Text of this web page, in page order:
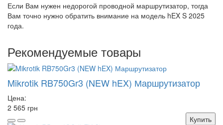
Если Вам нужен недорогой проводной маршрутизатор, тогда
Вам точно нужно обратить внимание на модель hEX S 2025
года.
Рекомендуемые товары
Mikrotik RB750Gr3 (NEW hEX) Маршрутизатор
Цена:
2 565 грн
Купить